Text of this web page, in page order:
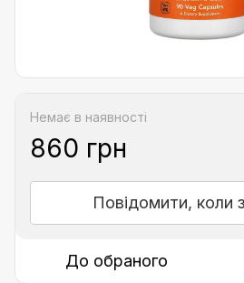
Немає в наявності
860 грн
Повідомити, коли
До обраного